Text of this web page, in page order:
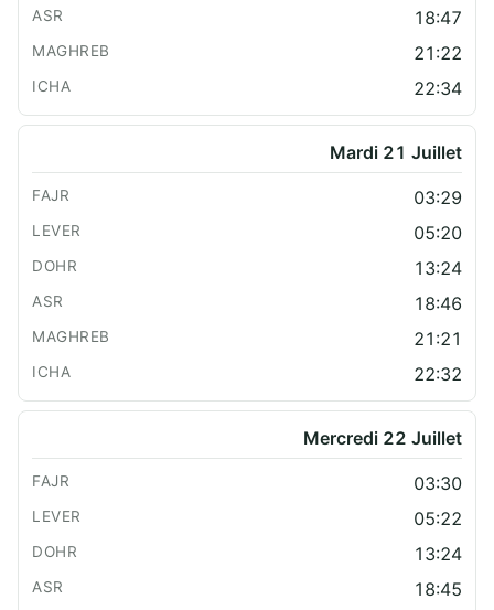
18:47
21:22
22:34
Mardi 21 Juillet
03:29
05:20
13:24
18:46
21:21
22:32
Mercredi 22 Juillet
03:30
05:22
13:24
18:45